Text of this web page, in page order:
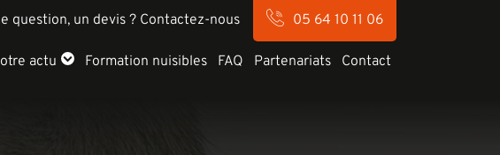
question, un devis ? Contactez-nous 05 64 10 11 06
actu Formation nuisibles FAQ Partenariats Contact